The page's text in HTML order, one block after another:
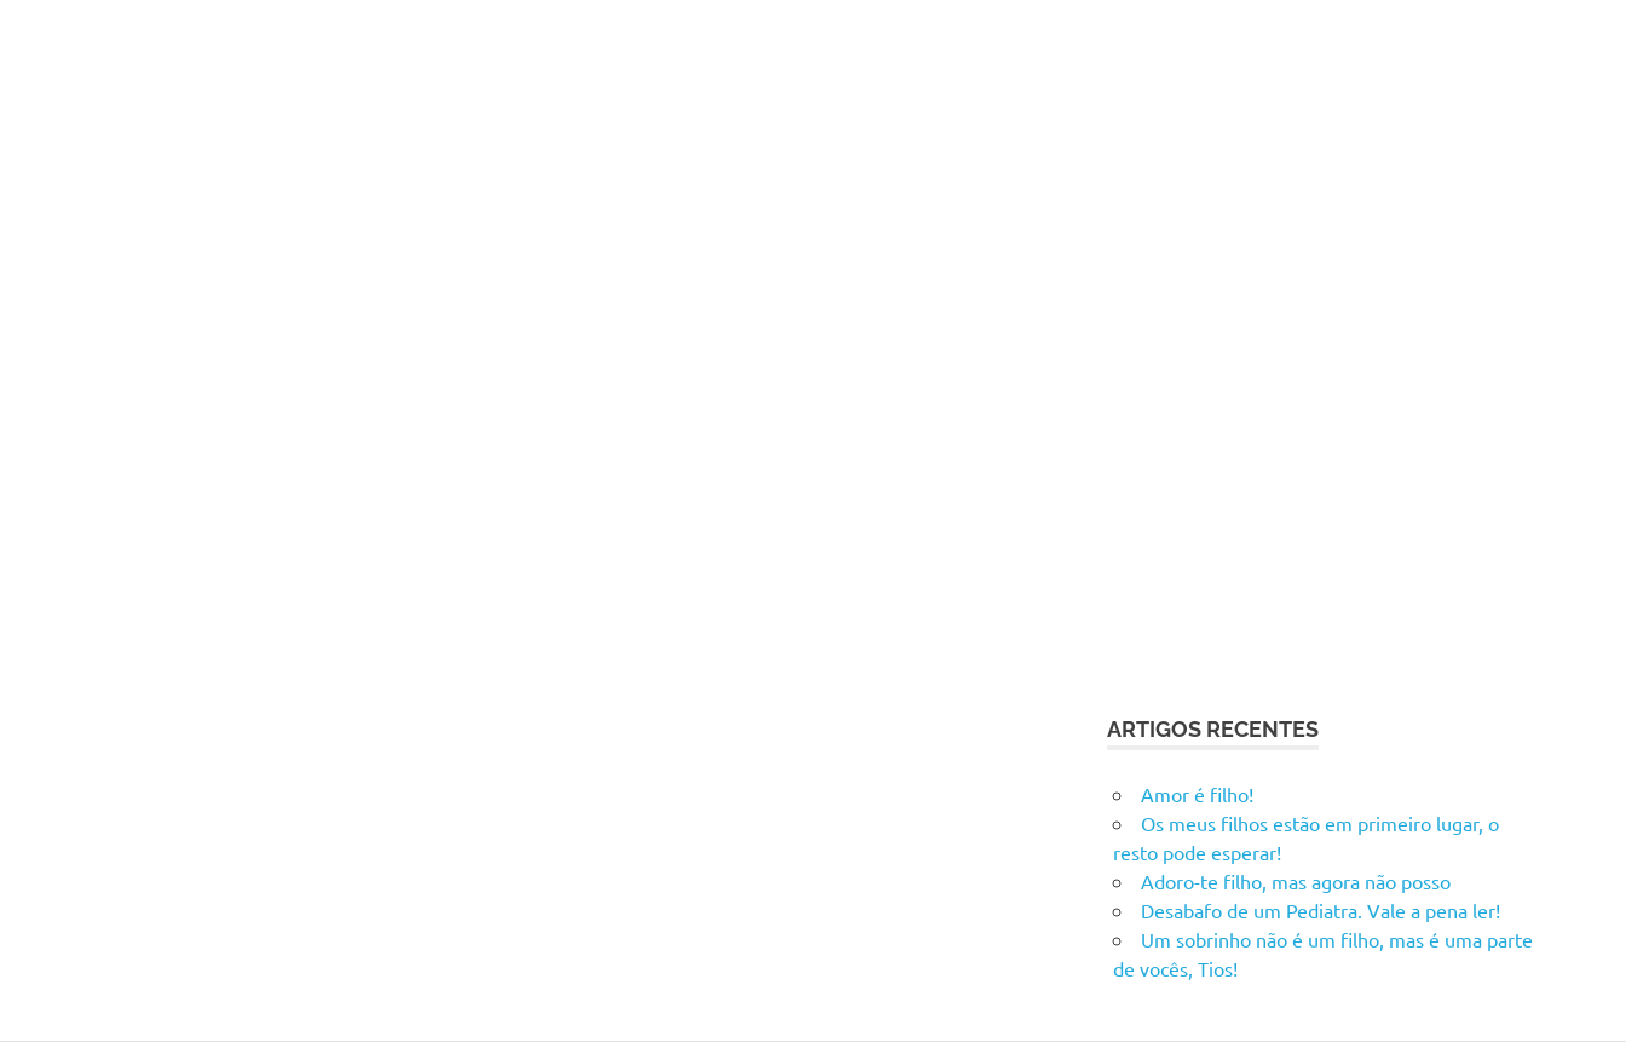
ARTIGOS RECENTES
Amor é filho!
Os meus filhos estão em primeiro lugar, o
resto pode esperar!
Adoro-te filho, mas agora não posso
Desabafo de um Pediatra. Vale a pena ler!
Um sobrinho não é um filho, mas é uma parte
de vocês, Tios!